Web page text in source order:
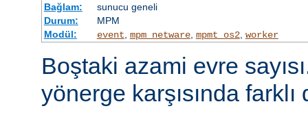
Bağlam:
sunucu geneli
Durum:
MPM
Modül:
event mpm_netware, mpmt_os2, worker
Boştaki azami evre
yönerge karşısında farklı